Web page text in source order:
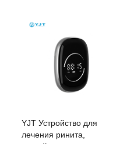
YJT Устройство для
лечения ринита,